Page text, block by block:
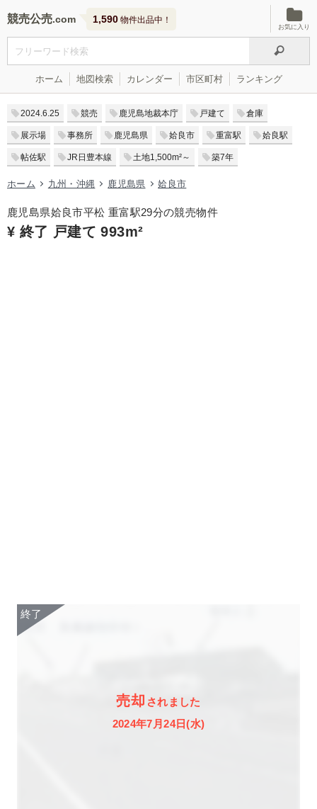
競売公売 1,590 物件出品中！
お気に入り
ホーム 地図検索 カレンダー 市区町村 ランキング
2024.6.25 競売 鹿児島地裁本庁 戸建て 倉庫
展示場 事務所 鹿児島県 姶良市 重富駅 姶良駅
帖佐駅 JR日豊本線 土地1,500m²～ 築7年
ホーム 九州・沖縄 鹿児島県 姶良市
鹿児島県姶良市平松 重富駅29分の競売物件
¥ 終了 戸建て 993m²
売却 されました
2024年7月24日(水)